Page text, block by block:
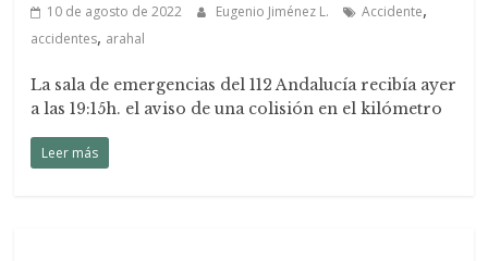
10 de agosto de 2022 Eugenio Jiménez L. Accidente,
accidentes, arahal
La sala de emergencias del 112 Andalucía recibía ayer
a las 19:15h. el aviso de una colisión en el kilómetro
Leer más